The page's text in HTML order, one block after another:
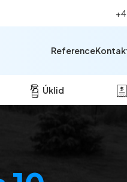
Úklid
Reference